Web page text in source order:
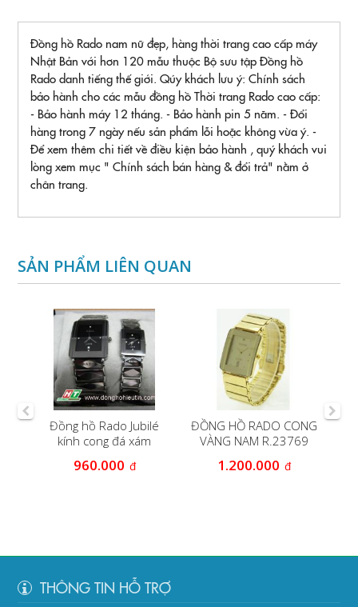
Đồng hồ Rado nam nữ đẹp, hàng thời trang cao cấp máy
Nhật Bản với hơn 120 mẫu thuộc Bộ sưu tập Đồng hồ
Rado danh tiếng thế giới. Qúy khách lưu ý: Chính sách
bảo hành cho các mẫu đồng hồ Thời trang Rado cao cấp:
- Bảo hành máy 12 tháng. - Bảo hành pin 5 năm. - Đổi
hàng trong 7 ngày nếu sản phẩm lỗi hoặc không vừa ý. -
Để xem thêm chi tiết về điều kiện bảo hành , quý khách vui
lòng xem mục " Chính sách bán hàng & đổi trả" nằm ở
chân trang.
SẢN PHẨM LIÊN QUAN
Đồng hồ Rado Jubilé
kính cong đá xám
960.000 đ
ĐỒNG HỒ RADO CONG
VÀNG NAM R.23769
1.200.000 đ
THÔNG TIN HỖ TRỢ